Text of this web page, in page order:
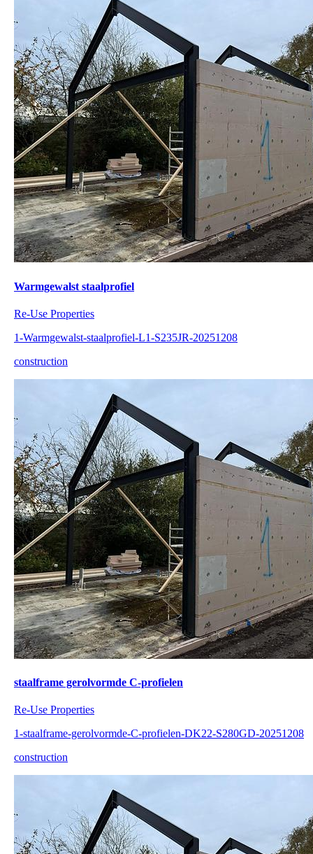
Warmgewalst staalprofiel
Re-Use Properties
1-Warmgewalst-staalprofiel-L1-S235JR-20251208
construction
staalframe gerolvormde C-profielen
Re-Use Properties
1-staalframe-gerolvormde-C-profielen-DK22-S280GD-20251208
construction